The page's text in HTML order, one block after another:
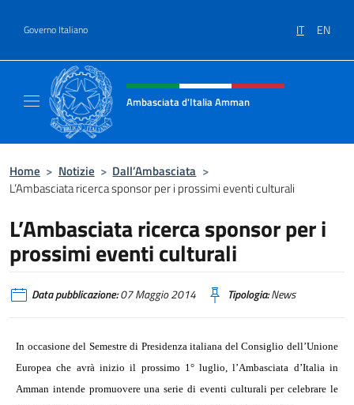
Governo Italiano IT EN
Intestazione sito, social e menù
Ambasciata d'Italia Amman
Home > Notizie > Dall’Ambasciata >
L’Ambasciata ricerca sponsor per i prossimi eventi culturali
L’Ambasciata ricerca sponsor per i
prossimi eventi culturali
Data pubblicazione:07 Maggio 2014 Tipologia:News
In occasione del Semestre di Presidenza italiana del Consiglio dell’Unione
Europea che avrà inizio il prossimo 1° luglio, l’Ambasciata d’Italia in
Amman intende promuovere una serie di eventi culturali per celebrare le